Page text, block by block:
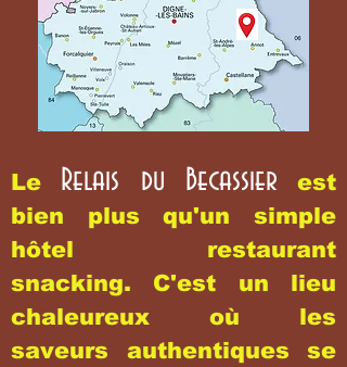
Le Relais du Becassier est
bien plus qu'un simple
hôtel restaurant
snacking. C'est un lieu
chaleureux où les
saveurs authentiques se